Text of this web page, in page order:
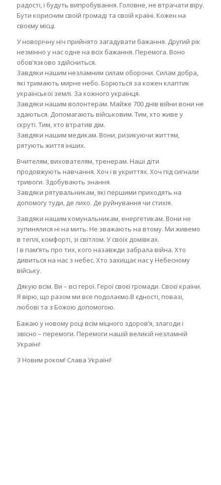
радості, і будуть випробування. Головне, не втрачати віру.
Бути корисним своїй громаді та своїй країні. Кожен на
своєму місці.
У новорічну ніч прийнято загадувати бажання. Другий рік
незмінно у нас одне на всіх бажання. Перемога. Воно
обов’язково здійсниться.
Завдяки нашим незламним силам оборони. Силам добра,
які тримають мирне небо. Борються за кожен клаптик
української землі. За кожного українця.
Завдяки нашим волонтерам. Майже 700 днів війни вони не
здаються. Допомагають військовим. Тим, хто живе у
скруті. Тим, хто втратив дім.
Завдяки нашим медикам. Вони, ризикуючи життям,
рятують життя інших.
Вчителям, вихователям, тренерам. Наші діти
продовжують навчання. Хоч і в укриттях. Хоч під сигнали
тривоги. Здобувають знання.
Завдяки рятувальникам, які першими приходять на
допомогу туди, де лихо. Де руйнування чи стихія.
Завдяки нашим комунальникам, енергетикам. Вони не
зупинялися ні на мить. Не зважають на втому. Ми живемо
в теплі, комфорті, зі світлом. У своїх домівках.
І в пам’ять про тих, кого назавжди забрала війна. Хто
дивиться на нас з небес. Хто захищає нас у Небесному
війську.
Дякую всім. Ви – всі герої. Герої своєї громади. Своєї країни.
Я вірю, що разом ми все подолаємо.В єдності, повазі,
любові та з Божою допомогою.
Бажаю у новому році всім міцного здоров’я, злагоди і
звісно – перемоги. Перемоги нашій великій незламній
Україні!
З Новим роком! Слава Україні!